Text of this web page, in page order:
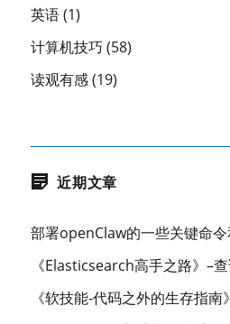
英语(1)
计算机技巧 (58)
读观有感(19)
近期文章
部署openClaw的一些关键命
《Elasticsearch高手之路》–
《软技能-代码之外的生存指南